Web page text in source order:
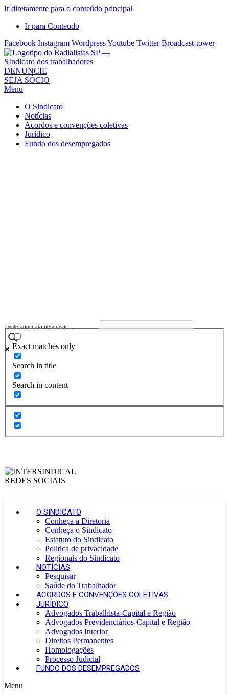
Ir diretamente para o conteúdo principal
Ir para Conteudo
Facebook Instagram WordpressYoutube Twitter Broadcast-tower
Sindicato
dos
Radialistas
São
Paulo
Sindicato
DENUNCIE
SEJA SÓCIO
Menu
O Sindicato
Notícias
Acordos e convenções coletivas
Jurídico
Fundo dos desempregados
Exact matches only
Search in title
Search in content
O SINDICATO
Conheça a Diretoria
Conheça o Sindicato
Estatuto do Sindicato
Politica de privacidade
Regionais do Sindicato
NOTÍCIAS
Pesquisar
Saúde do Trabalhador
ACORDOS E CONVENÇÕES COLETIVAS
JURÍDICO
Advogados Trabalhista-Capital e Região
Advogados Previdenciários-Capital e Região
Advogados Interior
Direitos Permanentes
Homologações
Processo Judicial
FUNDO DOS DESEMPREGADOS
Menu